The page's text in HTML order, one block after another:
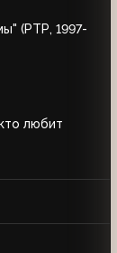
(РТР, 1997-
любит